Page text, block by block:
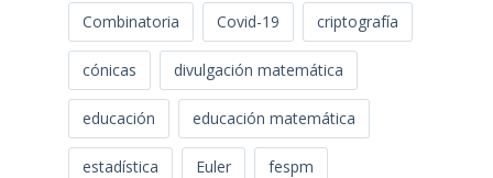
Combinatoria Covid-19 criptografía
cónicas divulgación matemática
educación educación matemática
estadística Euler fespm